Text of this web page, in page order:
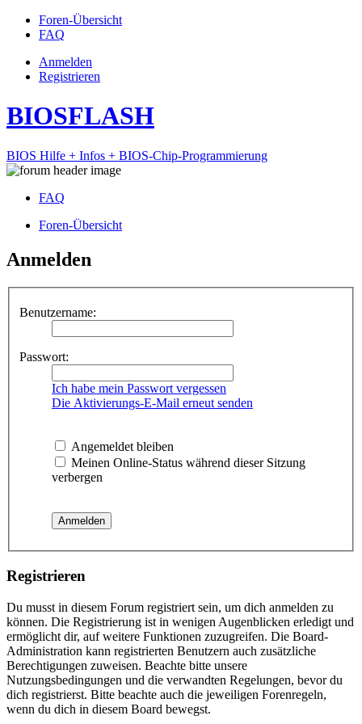
Foren-Übersicht
FAQ
Anmelden
Registrieren
BIOSFLASH
BIOS Hilfe + Infos + BIOS-Chip-Programmierung
FAQ
Foren-Übersicht
Anmelden
Benutzername:
Passwort:
Ich habe mein Passwort vergessen
Die Aktivierungs-E-Mail erneut senden
Angemeldet bleiben
Meinen Online-Status während dieser Sitzung
verbergen
Registrieren
Du musst in diesem Forum registriert sein, um dich anmelden zu
können. Die Registrierung ist in wenigen Augenblicken erledigt und
ermöglicht dir, auf weitere Funktionen zuzugreifen. Die Board-
Administration kann registrierten Benutzern auch zusätzliche
Berechtigungen zuweisen. Beachte bitte unsere
Nutzungsbedingungen und die verwandten Regelungen, bevor du
dich registrierst. Bitte beachte auch die jeweiligen Forenregeln,
wenn du dich in diesem Board bewegst.